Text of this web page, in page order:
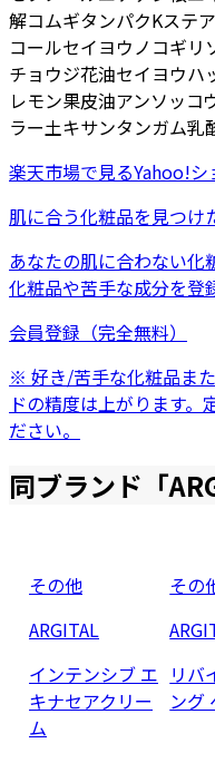
解コムギタンパクKステ
コールセイヨウノコギリ
チョウジ花油セイヨウハ
レモン果皮油アンソッコ
ラー土キサンタンガム乳
楽天市場で見るYahoo!シ
肌に合う化粧品を見つけ
あなたの肌に合わない化
化粧品や苦手な成分を登
会員登録（完全無料）
※ 好き/苦手な化粧品ま
ドの精度は上がります。
ださい。
同ブランド「
その他
ARGITAL
インテンシブ エ
キナセアクリー
ム
その
リバ
ング